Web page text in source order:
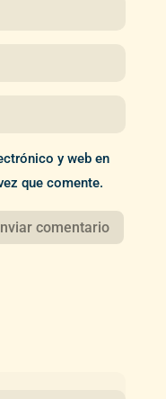
y web en
que comente.